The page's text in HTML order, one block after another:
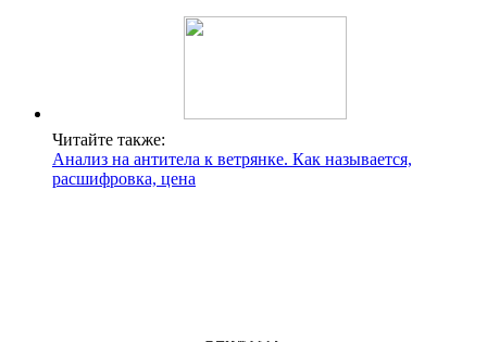
Читайте также:
Анализ на антитела к ветрянке. Как называется,
расшифровка, цена